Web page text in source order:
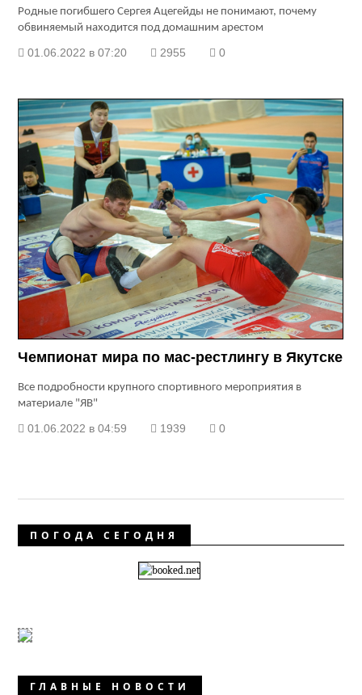
Родные погибшего Сергея Ацегейды не понимают, почему
обвиняемый находится под домашним арестом
01.06.2022 в 07:20 2955 0
Чемпионат мира по мас-рестлингу в Якутске
Все подробности крупного спортивного мероприятия в
материале "ЯВ"
01.06.2022 в 04:59 1939 0
ПОГОДА СЕГОДНЯ
ГЛАВНЫЕ НОВОСТИ